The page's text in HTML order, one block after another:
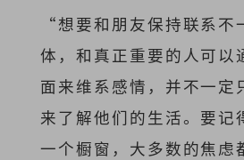
“想要和朋友保持联系不
体，和真正重要的人可以
面来维系感情，并不一定
来了解他们的生活。要记
一个橱窗，大多数的焦虑